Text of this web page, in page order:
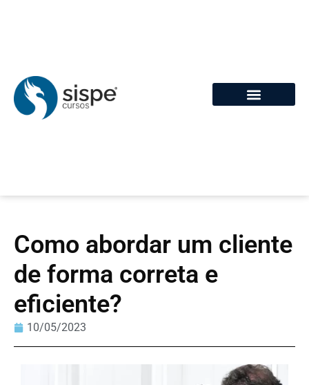
Como abordar um cliente
de forma correta e
eficiente?
10/05/2023